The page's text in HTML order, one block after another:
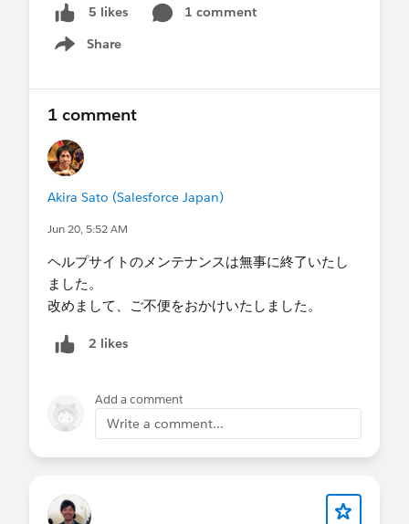
いることを示しております。現在はリストに登録
されたドメインのメール送信は制限されておりま
せんが、本番組織、Sandbox組織ともに2026年6
れる予定です。
※現時点（2026/6/22）の情報です。
いつまでにドメイン検証が必須となるかは、以下
のタイムラインをご確認いただきますようお願い
いたします。
【メール送信ドメイン検証の必須化タイムライ
※現時点（2026/6/22）の情報です。日本語版記
事への反映には時差が生じる場合がございますた
め、最新状況につきましては英語版の記事をご参
照ください。
方法は？
メールログを取得してください。「Header From」
項のメールアドレスのドメイン名(＠ 以下)を確認
たメールの監視
5 likes
1 comment
Share
Show menu
1 comment
Akira Sato (Salesforce Japan)
Jun 20, 5:52 AM
ヘルプサイトのメンテナンスは無事に終了いたし
ました。
改めまして、ご不便をおかけいたしました。
2 likes
Add a comment
Write a comment...